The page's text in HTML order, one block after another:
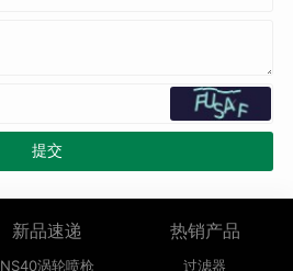
新品速递
NS40涡轮喷枪
热销产品
过滤器